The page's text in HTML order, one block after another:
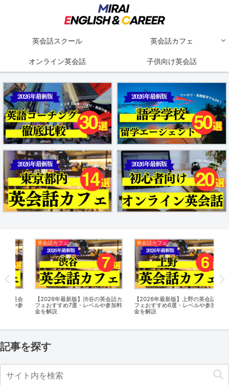
英会話スクール 英会話カフェ
オンライン英会話 子供向け英会話
英会話カフェ
【2026年最新版】渋谷の英会話カ
フェおすすめ7選・レベルや参加料
金を解説
英会話カフェ
【2026年最新版】上野の英会話カ
フェおすすめ6選・レベルや参加料
金を解説
記事を探す